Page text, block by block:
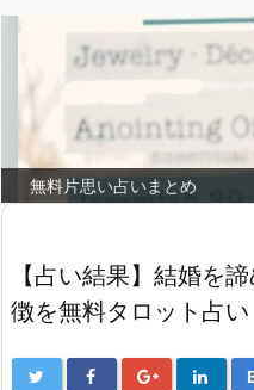
無料片思い占いまとめ
【占い結果】結婚を
徴を無料タロット占い